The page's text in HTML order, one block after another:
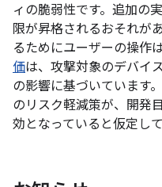
ィの脆弱性です。追加の
限が昇格されるおそれが
るためにユーザーの操作
価は、攻撃対象のデバイ
の影響に基づいています
のリスク軽減策が、開発
効となっていると仮定して